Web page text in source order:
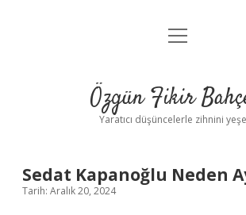
Anasayfa
Yasal Uyarı
menüyü
Özgün Fikir
Yaratıcı düşüncelerle zihnini
Sedat Kapanoğlu Neden
Tarih: Aralık 20, 2024